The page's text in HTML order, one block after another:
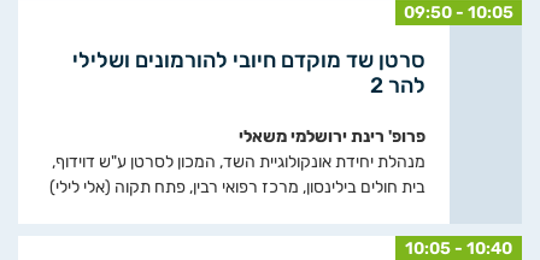
09:50 - 10:05
סרטן שד מוקדם חיובי להורמונים ושלילי
להר 2
פרופ' רינת ירושלמי משאלי
מנהלת יחידת אונקולוגיית השד, המכון לסרטן ע"ש דוידוף,
בית חולים בילינסון, מרכז רפואי רבין, פתח תקוה (אלי לילי)
10:05 - 10:40